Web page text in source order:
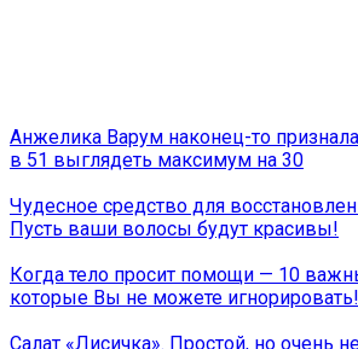
Анжелика Варум наконец-то
в 51 выглядеть максимум на 30
Чудесное средство для
Пусть ваши волосы будут красивы!
Когда тело просит помощи — 10
которые Вы не можете игнорировать!
Салат «Лисичка». Простой, но очень